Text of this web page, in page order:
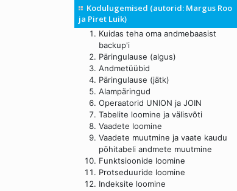
Kodulugemised (autorid: Margus Roo
ja Piret Luik)
Kuidas teha oma andmebaasist
backup'i
Päringulause (algus)
Andmetüübid
Päringulause (jätk)
Alampäringud
Operaatorid UNION ja JOIN
Tabelite loomine ja välisvõti
Vaadete loomine
Vaadete muutmine ja vaate kaudu
põhitabeli andmete muutmine
Funktsioonide loomine
Protseduuride loomine
Indeksite loomine